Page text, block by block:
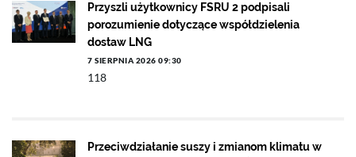
Przyszli użytkownicy FSRU 2 podpisali
porozumienie dotyczące współdzielenia
dostaw LNG
7 SIERPNIA 2026 09:30
118
Przeciwdziałanie suszy i zmianom klimatu w